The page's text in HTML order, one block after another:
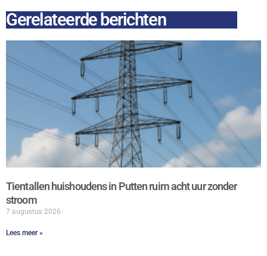
Gerelateerde berichten
Tientallen huishoudens in Putten ruim acht uur zonder
stroom
7 augustus 2026
Lees meer »